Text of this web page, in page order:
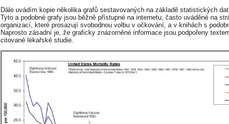
Dále uvádím kopie několika grafů sestavovaných na základě statistických
Tyto a podobné grafy jsou běžně přístupné na internetu, často uváděné na
organizací, které prosazují svobodnou volbu v očkování, a v knihách s
Naprosto zásadní je, že graficky znázorněné informace jsou podpořeny
citované lékařské studie.